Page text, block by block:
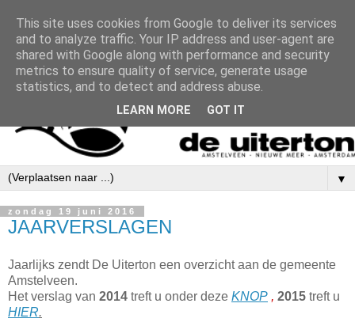
▼
zondag 19 juni 2016
JAARVERSLAGEN
Jaarlijks zendt De Uiterton een overzicht aan de gemeente
Amstelveen.
Het verslag van 2014 treft u onder deze KNOP , 2015 treft u
HIER.
This site uses cookies from Google to deliver its services
and to analyze traffic. Your IP address and user-agent are
shared with Google along with performance and security
metrics to ensure quality of service, generate usage
statistics, and to detect and address abuse.
LEARN MORE GOT IT